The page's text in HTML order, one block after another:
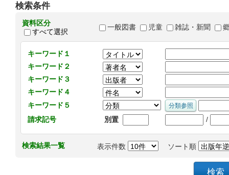
検索条件
資料区分
すべて選択
一般図書 児童 雑誌・新聞
キーワード１
キーワード２
キーワード３
キーワード４
キーワード５
請求記号
別置 /
検索結果一覧 表示件数 ソート順